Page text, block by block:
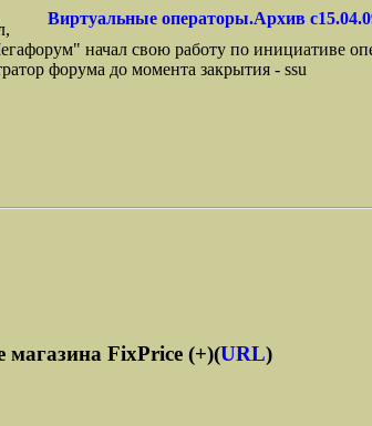
Виртуальные операторы.Архив
начал свою работу по инициативе
форума до момента закрытия - ssu
магазина FixPrice (+)(URL)